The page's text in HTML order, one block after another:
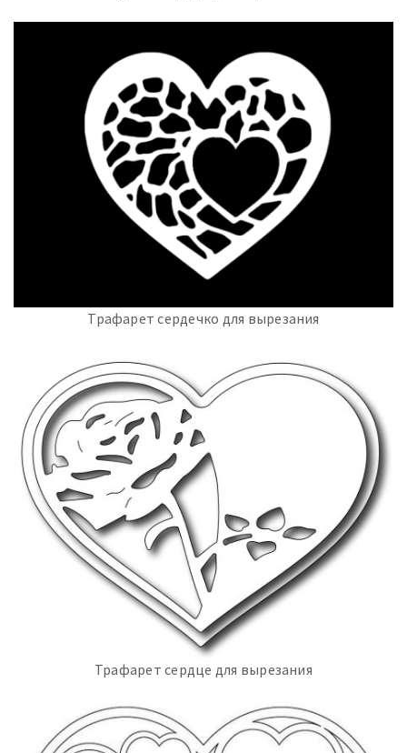
Трафарет сердечко для вырезания
Трафарет сердце для вырезания